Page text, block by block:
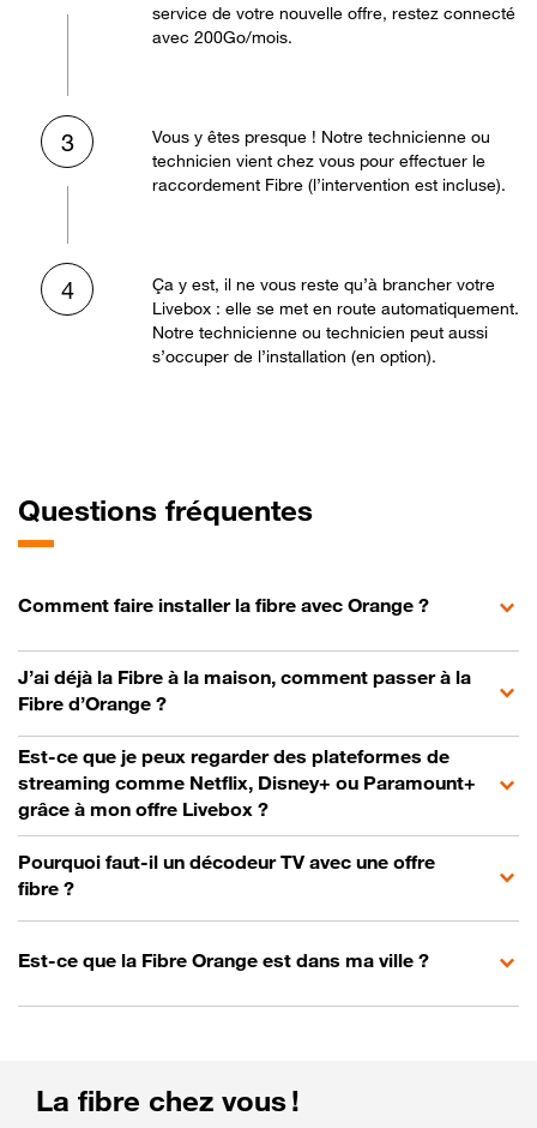
service de votre nouvelle offre, restez connecté
avec 200Go/mois.
3
Vous y êtes presque ! Notre technicienne ou
technicien vient chez vous pour effectuer le
raccordement Fibre (l’intervention est incluse).
4
Ça y est, il ne vous reste qu’à brancher votre
Livebox : elle se met en route automatiquement.
Notre technicienne ou technicien peut aussi
s’occuper de l’installation (en option).
Questions fréquentes
Comment faire installer la fibre avec Orange ?
J’ai déjà la Fibre à la maison, comment passer à la
Fibre d’Orange ?
Est-ce que je peux regarder des plateformes de
streaming comme Netflix, Disney+ ou Paramount+
grâce à mon offre Livebox ?
Pourquoi faut-il un décodeur TV avec une offre
fibre ?
Est-ce que la Fibre Orange est dans ma ville ?
La fibre chez vous !